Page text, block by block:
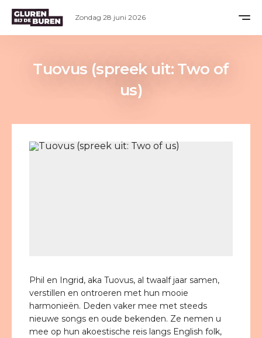
Tuovus (spreek uit: Two of
us)
Phil en Ingrid, aka Tuovus, al twaalf jaar samen,
verstillen en ontroeren met hun mooie
harmonieën. Deden vaker mee met steeds
nieuwe songs en oude bekenden. Ze nemen u
mee op hun akoestische reis langs English folk,
Zondag 28 juni 2026